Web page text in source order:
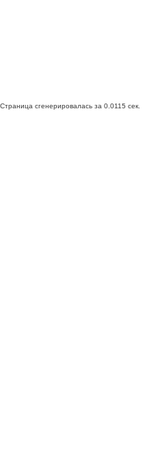
Страница сгенерировалась за 0.0115 сек.